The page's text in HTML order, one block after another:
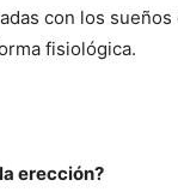
con los
fisiológica.
erección?